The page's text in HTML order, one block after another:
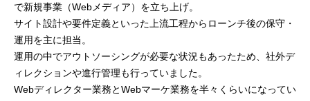
で新規事業（Webメディア）を立ち上げ。
サイト設計や要件定義といった上流工程からローンチ後の保守・
運用を主に担当。
運用の中でアウトソーシングが必要な状況もあったため、社外デ
ィレクションや進行管理も行っていました。
Webディレクター業務とWebマーケ業務を半々くらいになってい